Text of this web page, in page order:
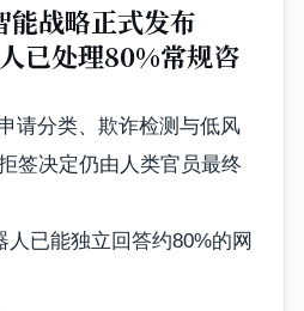
能战略正式发布
已处理80%常规咨
请分类、欺诈检测与低风
签决定仍由人类官员最终
人已能独立回答约80%的网